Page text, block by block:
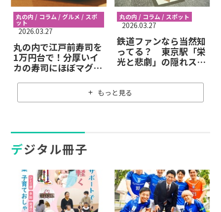
丸の内 / コラム / グルメ / スポ
ット
2026.03.27
丸の内で江戸前寿司を
1万円台で！分厚いイ
カの寿司にほぼマグロ
魂を感じた夜
丸の内 / コラム / スポット
2026.03.27
鉄道ファンなら当然知
ってる？ 東京駅「栄
光と悲劇」の隠れスポ
もっと見る
デジタル冊子